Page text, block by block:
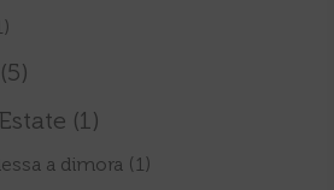
(5)
Estate (1)
a dimora (1)